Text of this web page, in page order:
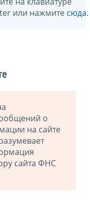
или нажмите сюда.
о
на сайте
сайта ФНС